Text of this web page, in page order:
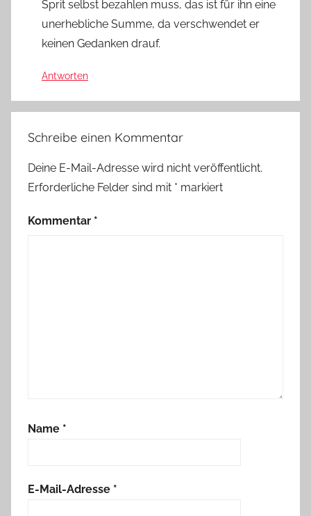
Sprit selbst bezahlen muss, das ist für ihn eine
unerhebliche Summe, da verschwendet er
keinen Gedanken drauf.
Antworten
Schreibe einen Kommentar
Deine E-Mail-Adresse wird nicht veröffentlicht.
Erforderliche Felder sind mit * markiert
Kommentar *
Name *
E-Mail-Adresse *